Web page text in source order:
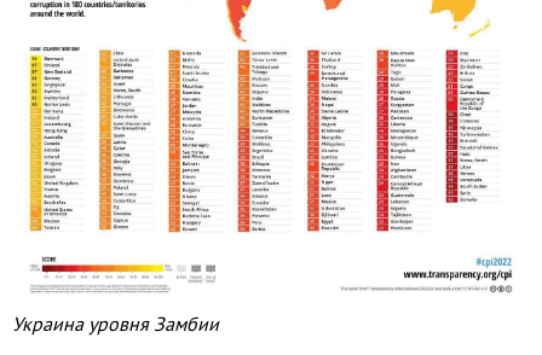
Украина уровня Замбии